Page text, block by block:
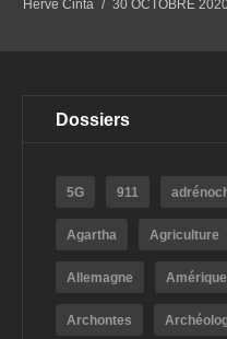
Hervé Cinta 30 OCTOBRE
Dossiers
5G 911
Agartha Agriculture
Allemagne
Archontes